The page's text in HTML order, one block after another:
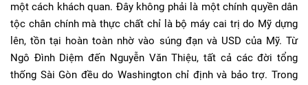
một cách khách quan. Đây không phải là một chính quyền dân
tộc chân chính mà thực chất chỉ là bộ máy cai trị do Mỹ dựng
lên, tồn tại hoàn toàn nhờ vào súng đạn và USD của Mỹ. Từ
Ngô Đình Diệm đến Nguyễn Văn Thiệu, tất cả các đời tổng
thống Sài Gòn đều do Washington chỉ định và bảo trợ. Trong